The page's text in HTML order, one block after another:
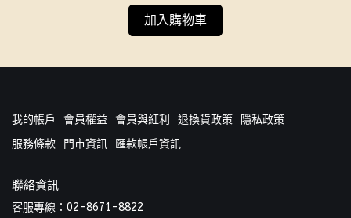
加入購物車
我的帳戶 會員權益 會員與紅利 退換貨政策
隱私政策
服務條款
門市資訊 匯款帳戶資訊
聯絡資訊
客服專線：02-8671-8822